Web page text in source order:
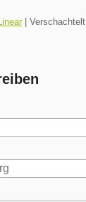
Linear| Verschachtelt